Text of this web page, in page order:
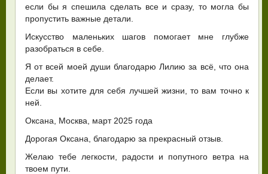
если бы я спешила сделать все и сразу, то могла бы
пропустить важные детали.
Искусство маленьких шагов помогает мне глубже
разобраться в себе.
Я от всей моей души благодарю Лилию за всё, что она
делает.
Если вы хотите для себя лучшей жизни, то вам точно к
ней.
Оксана, Москва, март 2025 года
Дорогая Оксана, благодарю за прекрасный отзыв.
Желаю тебе легкости, радости и попутного ветра на
твоем пути.